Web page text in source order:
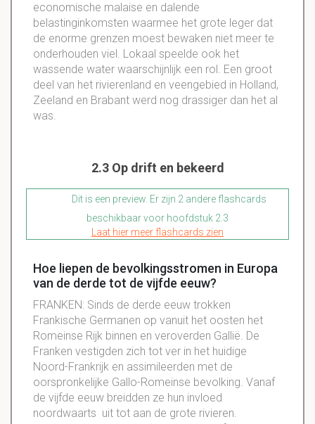
economische malaise en dalende
belastinginkomsten waarmee het grote leger dat
de enorme grenzen moest bewaken niet meer te
onderhouden viel. Lokaal speelde ook het
wassende water waarschijnlijk een rol. Een groot
deel van het rivierenland en veengebied in Holland,
Zeeland en Brabant werd nog drassiger dan het al
was.
2.3 Op drift en bekeerd
Dit is een preview. Er zijn 2 andere flashcards
beschikbaar voor hoofdstuk 2.3
Laat hier meer flashcards zien
Hoe liepen de bevolkingsstromen in Europa
van de derde tot de vijfde eeuw?
FRANKEN: Sinds de derde eeuw trokken
Frankische Germanen op vanuit het oosten het
Romeinse Rijk binnen en veroverden Gallië. De
Franken vestigden zich tot ver in het huidige
Noord-Frankrijk en assimileerden met de
oorspronkelijke Gallo-Romeinse bevolking. Vanaf
de vijfde eeuw breidden ze hun invloed
noordwaarts uit tot aan de grote rivieren.